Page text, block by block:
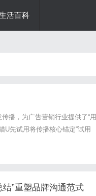
活百科
播，为广告营销行业提供了“用
U先试用将传播核心锚定“试用
围墙，更以温暖的情感叙事深
“品牌...
结”重塑品牌沟通范式